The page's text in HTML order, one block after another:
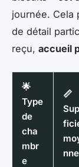
journée. Cela
de détail
reçu, accueil
🌟
Type
de
cha
mbr
e
📏
nne